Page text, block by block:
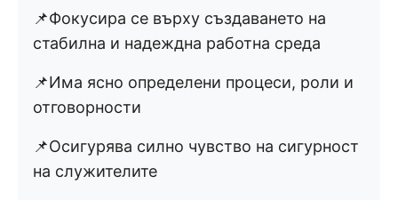
📌Фокусира се върху създаването на
стабилна и надеждна работна среда
📌Има ясно определени процеси, роли и
отговорности
📌Осигурява силно чувство на сигурност
на служителите